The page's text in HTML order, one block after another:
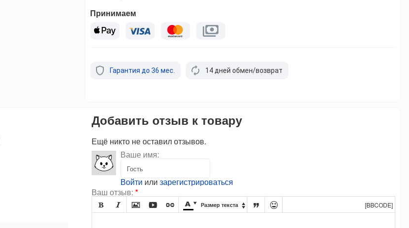
Принимаем
Гарантия до 36 мес. 14 дней обмен/возврат
Добавить отзыв к товару
Ещё никто не оставил отзывов.
Ваше имя:
Войти или зарегистрироваться
Ваш отзыв: *
       Размер текста    [BBCODE]